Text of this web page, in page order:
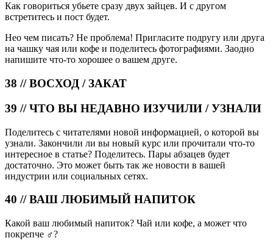
Как говориться убьете сразу двух зайцев. И с другом
встретитесь и пост будет.
Нео чем писать? Не проблема! Пригласите подругу или друга
на чашку чая или кофе и поделитесь фотографиями. Заодно
напишите что-то хорошее о вашем друге.
38 // ВОСХОД / ЗАКАТ
39 // ЧТО ВЫ НЕДАВНО ИЗУЧИЛИ / УЗНАЛИ
Поделитесь с читателями новой информацией, о которой вы
узнали. Закончили ли вы новый курс или прочитали что-то
интересное в статье? Поделитесь. Пары абзацев будет
достаточно. Это может быть так же новости в вашей
индустрии или социальных сетях.
40 // ВАШ ЛЮБИМЫЙ НАПИТОК
Какой ваш любимый напиток? Чай или кофе, а может что
покрепче ‍♂️?